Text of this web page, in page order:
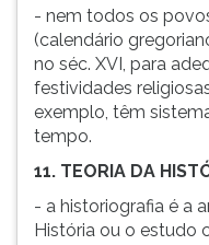
- nem todos os
(calendário
no séc. XVI, para
festividades
exemplo, têm
tempo.
11. TEORIA DA
- a historiografia é a
História ou o estudo